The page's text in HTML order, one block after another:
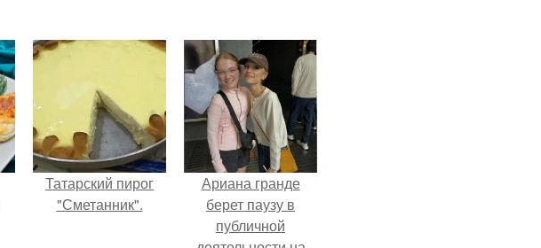
Татарский пирог
"Сметанник".
Ариана гранде
берет паузу в
публичной